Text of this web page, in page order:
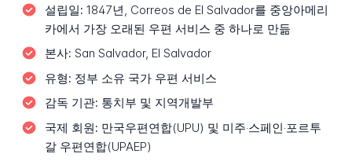
설립일: 1847년, Correos de El Salvador를 중앙아메리
카에서 가장 오래된 우편 서비스 중 하나로 만듦
본사: San Salvador, El Salvador
유형: 정부 소유 국가 우편 서비스
감독 기관: 통치부 및 지역개발부
국제 회원: 만국우편연합(UPU) 및 미주·스페인·포르투
갈 우편연합(UPAEP)